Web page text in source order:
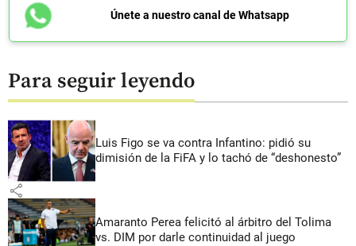
Únete a nuestro canal de Whatsapp
Para seguir leyendo
Luis Figo se va contra Infantino: pidió su
dimisión de la FiFA y lo tachó de “deshonesto”
share
Amaranto Perea felicitó al árbitro del Tolima
vs. DIM por darle continuidad al juego